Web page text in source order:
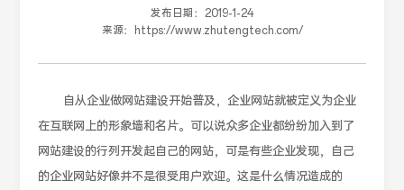
发布日期：
2019-1-24
来源：
https://www.zhutengtech.com/
自从企业做网站建设开始普及，企业网站就被定义为企业
在互联网上的形象墙和名片。可以说众多企业都纷纷加入到了
网站建设的行列开发起自己的网站，可是有些企业发现，自己
的企业网站好像并不是很受用户欢迎。这是什么情况造成的